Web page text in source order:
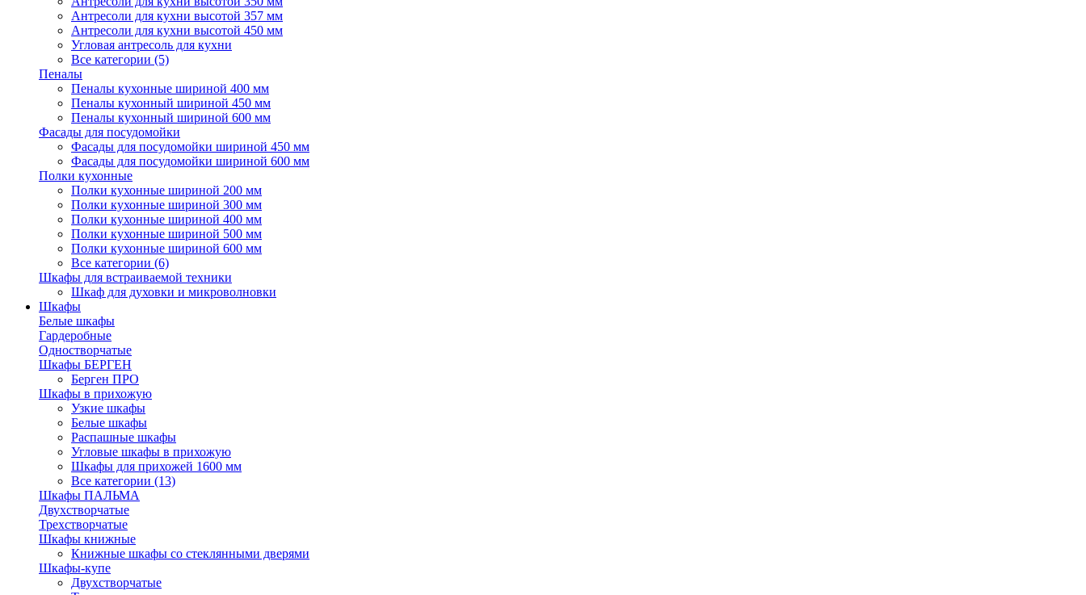
Антресоли для кухни высотой 357 мм
Антресоли для кухни высотой 450 мм
Угловая антресоль для кухни
Все категории (5)
Пеналы
Пеналы кухонные шириной 400 мм
Пеналы кухонный шириной 450 мм
Пеналы кухонный шириной 600 мм
Фасады для посудомойки
Фасады для посудомойки шириной 450 мм
Фасады для посудомойки шириной 600 мм
Полки кухонные
Полки кухонные шириной 200 мм
Полки кухонные шириной 300 мм
Полки кухонные шириной 400 мм
Полки кухонные шириной 500 мм
Полки кухонные шириной 600 мм
Все категории (6)
Шкафы для встраиваемой техники
Шкаф для духовки и микроволновки
Шкафы
Белые шкафы
Гардеробные
Одностворчатые
Шкафы БЕРГЕН
Берген ПРО
Шкафы в прихожую
Узкие шкафы
Белые шкафы
Распашные шкафы
Угловые шкафы в прихожую
Шкафы для прихожей 1600 мм
Все категории (13)
Шкафы ПАЛЬМА
Двухстворчатые
Трехстворчатые
Шкафы книжные
Книжные шкафы со стеклянными дверями
Шкафы-купе
Двухстворчатые